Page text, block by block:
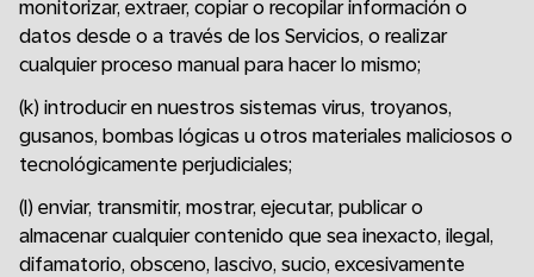
monitorizar, extraer, copiar o recopilar información o
datos desde o a través de los Servicios, o realizar
cualquier proceso manual para hacer lo mismo;
(k) introducir en nuestros sistemas virus, troyanos,
gusanos, bombas lógicas u otros materiales maliciosos o
tecnológicamente perjudiciales;
(l) enviar, transmitir, mostrar, ejecutar, publicar o
almacenar cualquier contenido que sea inexacto, ilegal,
difamatorio, obsceno, lascivo, sucio, excesivamente